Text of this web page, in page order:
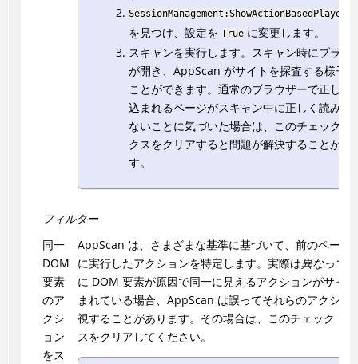
を見つけ、設定を Trueに変更します。
スキャンを実行します。スキャン時にブラウ
が開き、 AppScan がサイトを探査する様子
ことができます。通常のブラウザーで正しく
込まれるページがスキャン中に正しく読み込
ないことに気づいた場合は、このチェック・
クスをクリアすると問題が解決することがあ
す。
フィルター
同一
DOM
要素
のア
クシ
ョン
をス
AppScan は、さまざまな基準に基づいて、前のページ
に実行したアクションを特定します。実際は異なって
に DOM 要素が原因で同一に見えるアクションがサイ
まれている場合、 AppScan は誤ってそれらのアクショ
視することがあります。その場合は、このチェック・
スをクリアしてください。